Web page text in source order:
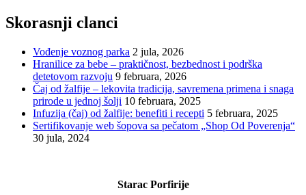
Skorasnji clanci
Vođenje voznog parka 2 jula, 2026
Hranilice za bebe – praktičnost, bezbednost i podrška
detetovom razvoju 9 februara, 2026
Čaj od žalfije – lekovita tradicija, savremena primena i snaga
prirode u jednoj šolji 10 februara, 2025
Infuzija (čaj) od žalfije: benefiti i recepti 5 februara, 2025
Sertifikovanje web šopova sa pečatom „Shop Od Poverenja“
30 jula, 2024
Starac Porfirije